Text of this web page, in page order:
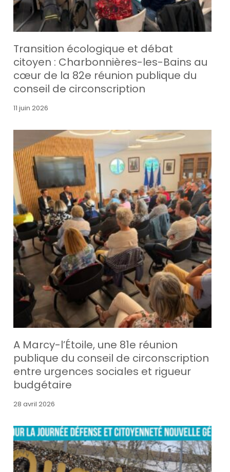
Transition écologique et débat
citoyen : Charbonnières-les-Bains au
cœur de la 82e réunion publique du
conseil de circonscription
11 juin 2026
A Marcy-l’Étoile, une 81e réunion
publique du conseil de circonscription
entre urgences sociales et rigueur
budgétaire
28 avril 2026